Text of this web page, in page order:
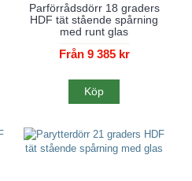
Parförrådsdörr 18 graders
HDF tät stående spårning
med runt glas
Från 9 385 kr
Köp